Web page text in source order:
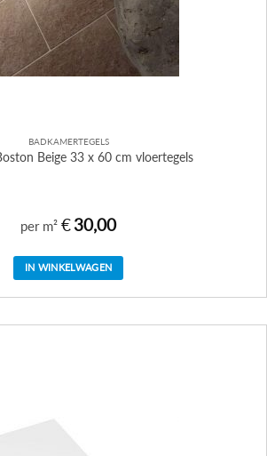
BADKAMERTEGELS
Beige 33 x 60 cm vloertegels
per m² €30,00
IN WINKELWAGEN